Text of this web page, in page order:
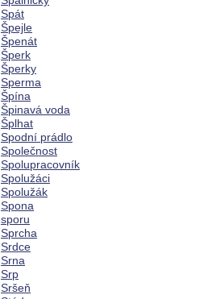
Spát
Špejle
Špenát
Šperk
Šperky
Sperma
Špína
Špinavá voda
Šplhat
Spodní prádlo
Společnost
Spolupracovník
Spolužáci
Spolužák
Spona
sporu
Sprcha
Srdce
Srna
Srp
Sršeň